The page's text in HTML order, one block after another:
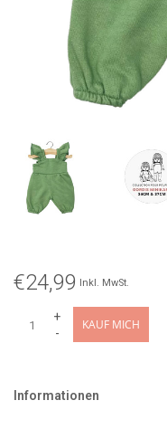
€24,99 Inkl. MwSt.
+
-
KAUF MICH
Informationen